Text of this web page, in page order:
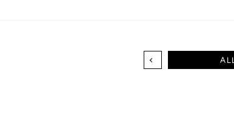
ALL